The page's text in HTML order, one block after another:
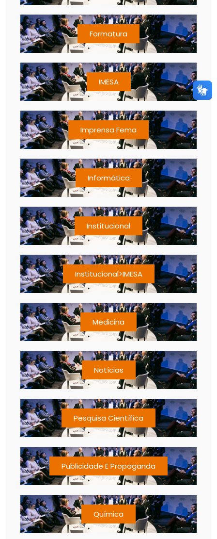
Formatura
IMESA
Imprensa Fema
Informática
Institucional
Institucional>IMESA
Medicina
Notícias
Pesquisa Científica
Publicidade E Propaganda
Química